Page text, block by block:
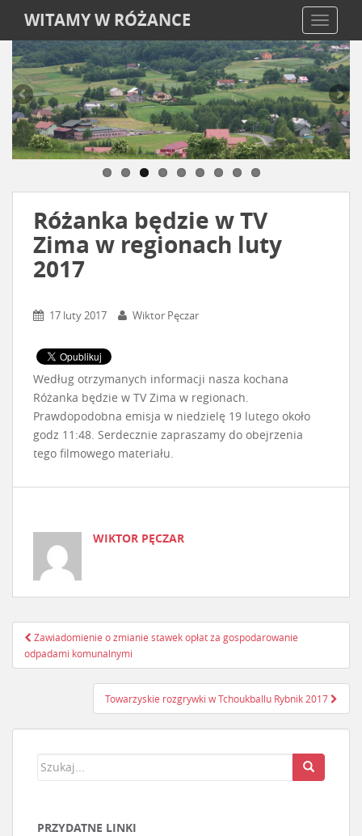
WITAMY W RÓŻANCE
Różanka będzie w TV
Zima w regionach luty
2017
17 luty 2017 Wiktor Pęczar
Według otrzymanych informacji nasza kochana
Różanka będzie w TV Zima w regionach.
Prawdopodobna emisja w niedzielę 19 lutego około
godz 11:48. Serdecznie zapraszamy do obejrzenia
tego filmowego materiału.
WIKTOR PĘCZAR
Nawigacja postu
Zawiadomienie o zmianie stawek opłat za gospodarowanie
odpadami komunalnymi
Towarzyskie rozgrywki w Tchoukballu Rybnik 2017
PRZYDATNE LINKI